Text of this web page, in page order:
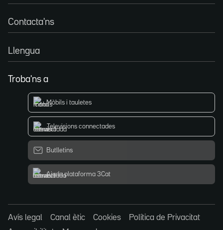
Contacta'ns
Llengua
Troba'ns a
Mòbils i tauletes
Televisions connectades
Butlletins
Ajuda plataforma 3Cat
Avís legal Canal ètic Cookies
Política de Privacitat